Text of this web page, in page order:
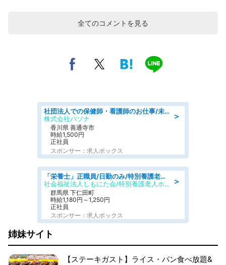
全てのコメントを見る
＞
社団法人での保健師・看護師のお仕事/未経験OK/要資格:普通免許、保健師、正看護師
株式会社パソナ
香川県 善通寺市
時給1,500円
正社員
スポンサー：求人ボックス
＞
「栄養士」正職員/日勤のみ/特別養護老人ホーム
社会福祉法人しもにた会/特別養護老人ホーム かぶらの里
群馬県 下仁田町
時給1,180円～1,250円
正社員
スポンサー：求人ボックス
姉妹サイト
【ステーキガスト】ライス・パン食べ放題&